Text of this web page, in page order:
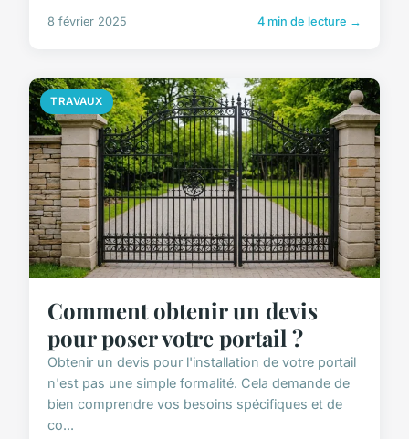
8 février 2025 4 min de lecture →
TRAVAUX
Comment obtenir un devis
pour poser votre portail ?
Obtenir un devis pour l'installation de votre portail
n'est pas une simple formalité. Cela demande de
bien comprendre vos besoins spécifiques et de
co...